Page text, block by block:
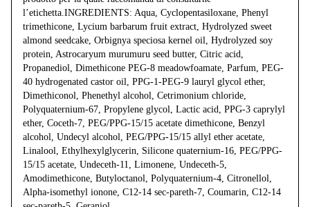
l’etichetta.INGREDIENTS: Aqua, Cyclopentasiloxane, Phenyl
trimethicone, Lycium barbarum fruit extract, Hydrolyzed sweet
almond seedcake, Orbignya speciosa kernel oil, Hydrolyzed soy
protein, Astrocaryum murumuru seed butter, Citric acid,
Propanediol, Dimethicone PEG-8 meadowfoamate, Parfum, PEG-
40 hydrogenated castor oil, PPG-1-PEG-9 lauryl glycol ether,
Dimethiconol, Phenethyl alcohol, Cetrimonium chloride,
Polyquaternium-67, Propylene glycol, Lactic acid, PPG-3 caprylyl
ether, Coceth-7, PEG/PPG-15/15 acetate dimethicone, Benzyl
alcohol, Undecyl alcohol, PEG/PPG-15/15 allyl ether acetate,
Linalool, Ethylhexylglycerin, Silicone quaternium-16, PEG/PPG-
15/15 acetate, Undeceth-11, Limonene, Undeceth-5,
Amodimethicone, Butyloctanol, Polyquaternium-4, Citronellol,
Alpha-isomethyl ionone, C12-14 sec-pareth-7, Coumarin, C12-14